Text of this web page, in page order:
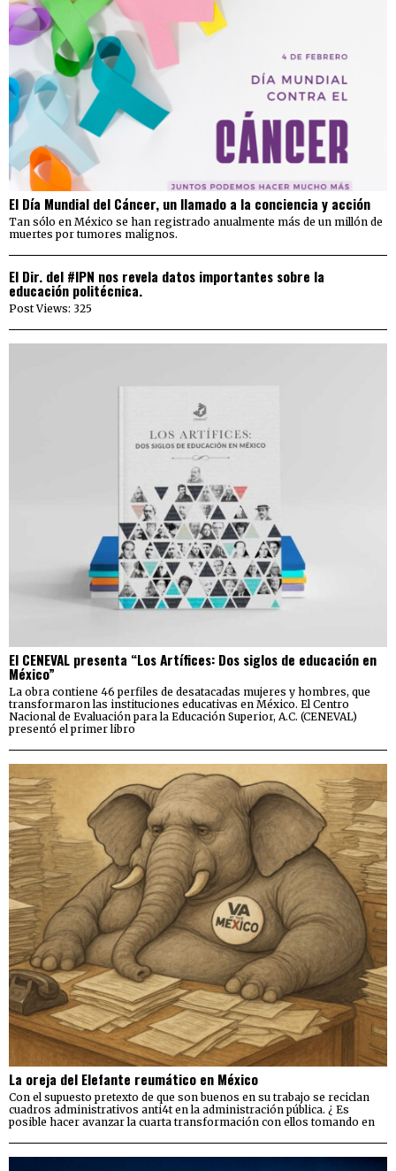
El Día Mundial del Cáncer, un llamado a la conciencia y acción
Tan sólo en México se han registrado anualmente más de un millón de
muertes por tumores malignos.
El Dir. del #IPN nos revela datos importantes sobre la
educación politécnica.
Post Views: 325
El CENEVAL presenta “Los Artífices: Dos siglos de educación en
México”
La obra contiene 46 perfiles de desatacadas mujeres y hombres, que
transformaron las instituciones educativas en México. El Centro
Nacional de Evaluación para la Educación Superior, A.C. (CENEVAL)
presentó el primer libro
La oreja del Elefante reumático en México
Con el supuesto pretexto de que son buenos en su trabajo se reciclan
cuadros administrativos anti4t en la administración pública. ¿ Es
posible hacer avanzar la cuarta transformación con ellos tomando en